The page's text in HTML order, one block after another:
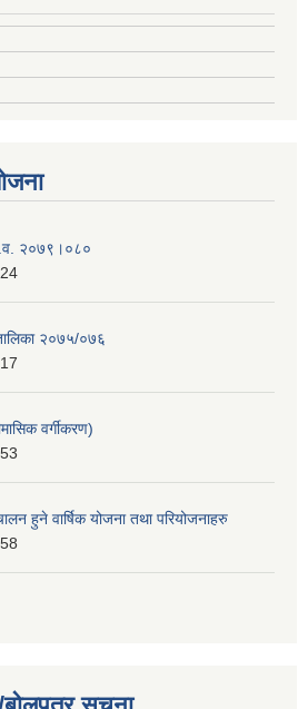
२०७९।०८०
२०७५/०७६
वर्गीकरण)
हुने वार्षिक योजना तथा परियोजनाहरु